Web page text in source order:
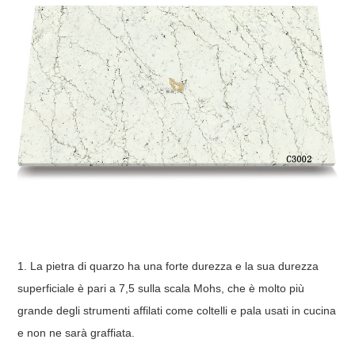
1. La pietra di quarzo ha una forte durezza e la sua durezza
superficiale è pari a 7,5 sulla scala Mohs, che è molto più
grande degli strumenti affilati come coltelli e pala usati in cucina
e non ne sarà graffiata.